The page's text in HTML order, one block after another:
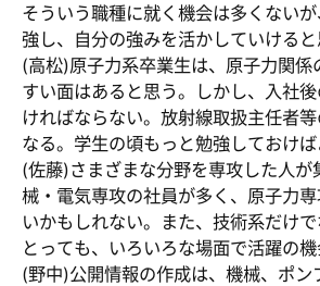
そういう職種に就く機会は多くない
強し、自分の強みを活かしていけると
(高松)原子力系卒業生は、原子力関係
すい面はあると思う。しかし、入社
ければならない。放射線取扱主任者
なる。学生の頃もっと勉強しておけば
(佐藤)さまざまな分野を専攻した人が
械・電気専攻の社員が多く、原子力
いかもしれない。また、技術系だけ
とっても、いろいろな場面で活躍の機
(野中)公開情報の作成は、機械、ポン